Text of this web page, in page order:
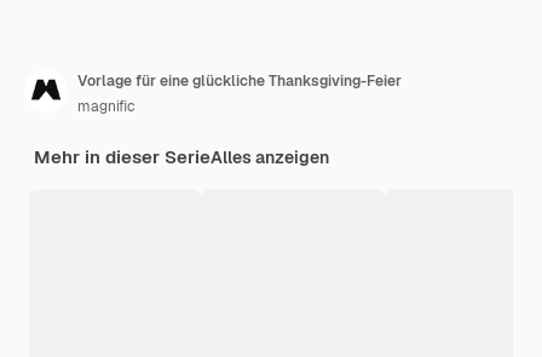
Vorlage für eine glückliche Thanksgiving-Feier
magnific
Mehr in dieser SerieAlles anzeigen